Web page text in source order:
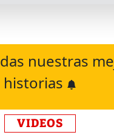
nuestras
historias
VIDEOS